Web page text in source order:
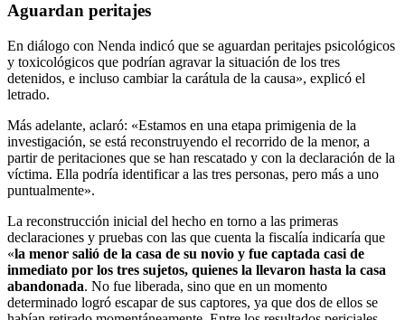
Aguardan peritajes
En diálogo con Nenda indicó que se aguardan peritajes psicológicos
y toxicológicos que podrían agravar la situación de los tres
detenidos, e incluso cambiar la carátula de la causa», explicó el
letrado.
Más adelante, aclaró: «Estamos en una etapa primigenia de la
investigación, se está reconstruyendo el recorrido de la menor, a
partir de peritaciones que se han rescatado y con la declaración de la
víctima. Ella podría identificar a las tres personas, pero más a uno
puntualmente».
La reconstrucción inicial del hecho en torno a las primeras
declaraciones y pruebas con las que cuenta la fiscalía indicaría que
«la menor salió de la casa de su novio y fue captada casi de
inmediato por los tres sujetos, quienes la llevaron hasta la casa
abandonada. No fue liberada, sino que en un momento
determinado logró escapar de sus captores, ya que dos de ellos se